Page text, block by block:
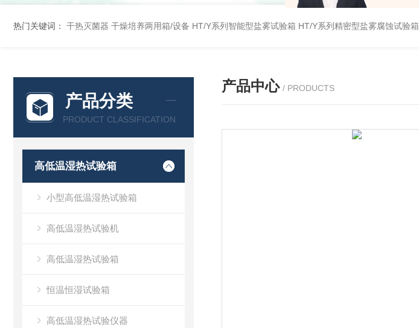
热门关键词： 干热灭菌器 干燥培养两用箱/设备 HT/Y系列智能型盐雾试验箱 HT/Y系列精密型盐雾腐蚀试验箱
产品分类
PRODUCT CLASSIFICATION
高低温湿热试验箱
小型高低温湿热试验箱
高低温湿热试验机
高低温湿热试验箱
恒温恒湿试验箱
高低温湿热试验仪器
产品中心 / PRODUCTS